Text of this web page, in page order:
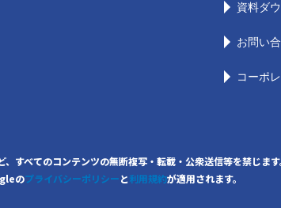
資料ダ
お問い
コーポ
てのコンテンツの無断複写・転載・公衆送信等を禁じます
のプライバシーポリシーと利用規約が適用されます。